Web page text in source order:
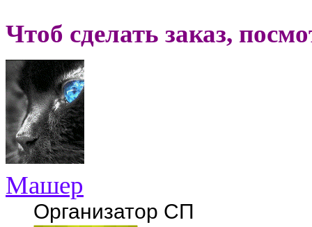
Чтоб сделать заказ,
Машер
Организатор СП